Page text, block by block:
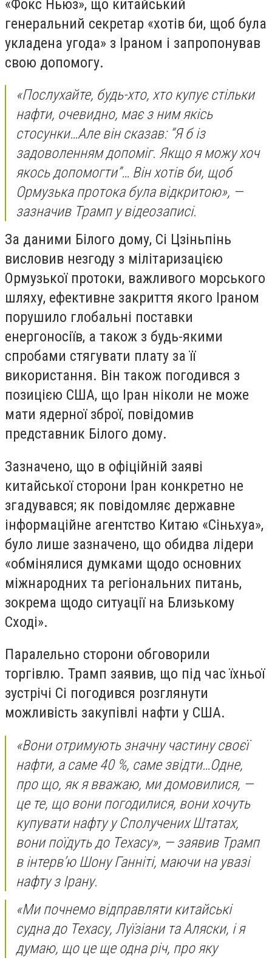
«Фокс Ньюз», що китайський
генеральний секретар «хотів би, щоб була
укладена угода» з Іраном і запропонував
свою допомогу.
«Послухайте, будь-хто, хто купує стільки
нафти, очевидно, має з ним якісь
стосунки…Але він сказав: “Я б із
задоволенням допоміг. Якщо я можу хоч
якось допомогти”… Він хотів би, щоб
Ормузька протока була відкритою», —
зазначив Трамп у відеозаписі.
За даними Білого дому, Сі Цзіньпінь
висловив незгоду з мілітаризацією
Ормузької протоки, важливого морського
шляху, ефективне закриття якого Іраном
порушило глобальні поставки
енергоносіїв, а також з будь-якими
спробами стягувати плату за її
використання. Він також погодився з
позицією США, що Іран ніколи не може
мати ядерної зброї, повідомив
представник Білого дому.
Зазначено, що в офіційній заяві
китайської сторони Іран конкретно не
згадувався; як повідомляє державне
інформаційне агентство Китаю «Сіньхуа»,
було лише зазначено, що обидва лідери
«обмінялися думками щодо основних
міжнародних та регіональних питань,
зокрема щодо ситуації на Близькому
Сході».
Паралельно сторони обговорили
торгівлю. Трамп заявив, що під час їхньої
зустрічі Сі погодився розглянути
можливість закупівлі нафти у США.
«Вони отримують значну частину своєї
нафти, а саме 40 %, саме звідти…Одне,
про що, як я вважаю, ми домовилися, —
це те, що вони погодилися, вони хочуть
купувати нафту у Сполучених Штатах,
вони поїдуть до Техасу», — заявив Трамп
в інтерв’ю Шону Ганніті, маючи на увазі
нафту з Ірану.
«Ми почнемо відправляти китайські
судна до Техасу, Луїзіани та Аляски, і я
думаю, що це ще одна річ, про яку